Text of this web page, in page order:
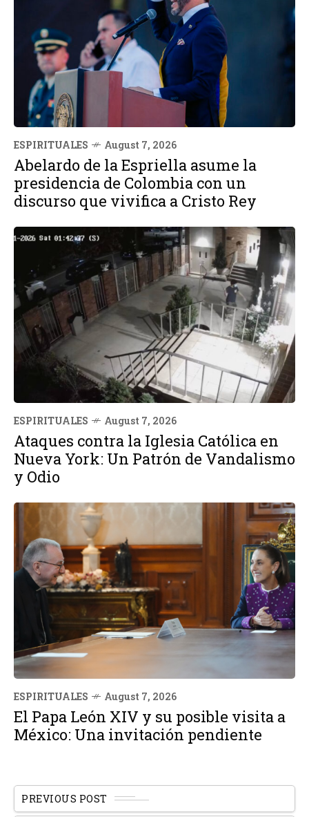
ESPIRITUALES August 7, 2026
Abelardo de la Espriella asume la
presidencia de Colombia con un
discurso que vivifica a Cristo Rey
ESPIRITUALES August 7, 2026
Ataques contra la Iglesia Católica en
Nueva York: Un Patrón de Vandalismo
y Odio
ESPIRITUALES August 7, 2026
El Papa León XIV y su posible visita a
México: Una invitación pendiente
PREVIOUS POST